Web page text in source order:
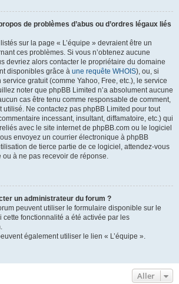
de problèmes d’abus ou d’ordres légaux liés
sur la page « L’équipe » devraient être un
ces problèmes. Si vous n’obtenez aucune
devriez alors contacter le propriétaire du domaine
disponibles grâce à une requête WHOIS), ou, si
gratuit (comme Yahoo, Free, etc.), le service
noter que phpBB Limited n’a absolument aucune
cas être tenu comme responsable de comment,
utilisé. Ne contactez pas phpBB Limited pour tout
incessant, insultant, diffamatoire, etc.) qui
avec le site internet de phpBB.com ou le logiciel
envoyez un courrier électronique à phpBB
de tierce partie de ce logiciel, attendez-vous
à ne pas recevoir de réponse.
un administrateur du forum ?
peuvent utiliser le formulaire disponible sur le
cette fonctionnalité a été activée par les
également utiliser le lien « L’équipe ».
Aller